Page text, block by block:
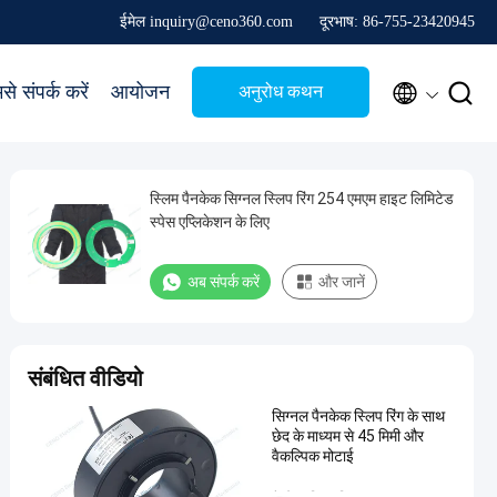
ईमेल inquiry@ceno360.com दूरभाष: 86-755-23420945
संपर्क करें आयोजन अनुरोध कथन  
स्लिम पैनकेक सिग्नल स्लिप रिंग 254 एमएम हाइट लिमिटेड
स्पेस एप्लिकेशन के लिए
अब संपर्क करें और जानें
संबंधित वीडियो
सिग्नल पैनकेक स्लिप रिंग के साथ
छेद के माध्यम से 45 मिमी और
वैकल्पिक मोटाई